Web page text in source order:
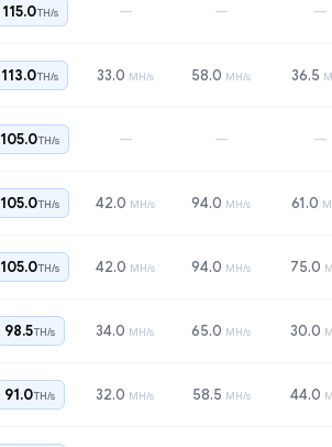
115.0TH/s — — —
113.0TH/s 33.0 MH/s 58.0 MH/s 36.5
105.0TH/s — — —
105.0TH/s 42.0 MH/s 94.0 MH/s 61.0
105.0TH/s 42.0 MH/s 94.0 MH/s 75.0
98.5TH/s 34.0 MH/s 65.0 MH/s 30.0
91.0TH/s 32.0 MH/s 58.5 MH/s 44.0